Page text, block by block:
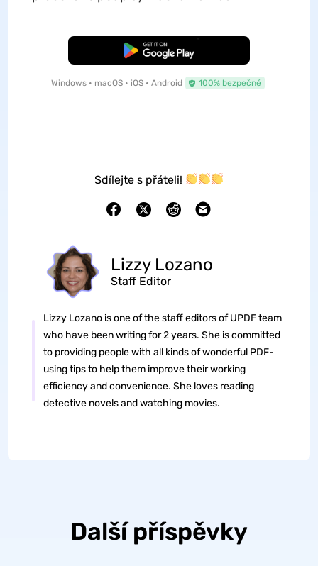
Bezplatné stažení
Windows • macOS • iOS • Android 100% bezpečné
Sdílejte s přáteli!
Lizzy Lozano
Staff Editor
Lizzy Lozano is one of the staff editors of UPDF team
who have been writing for 2 years. She is committed
to providing people with all kinds of wonderful PDF-
using tips to help them improve their working
efficiency and convenience. She loves reading
detective novels and watching movies.
Další příspěvky